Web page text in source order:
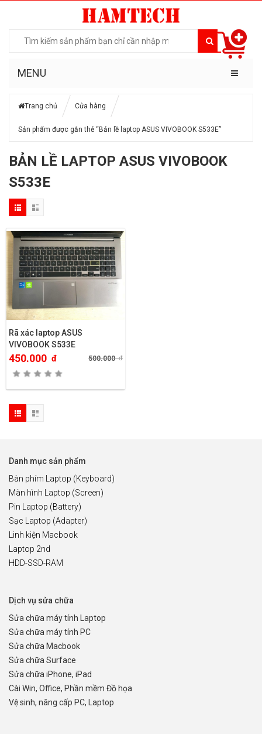
MENU
Trang chủ Cửa hàng
Sản phẩm được gắn thẻ “Bản lề laptop ASUS VIVOBOOK S533E”
BẢN LỀ LAPTOP ASUS VIVOBOOK
S533E
Rã xác laptop ASUS
VIVOBOOK S533E
450.000 đ 500.000đ
Danh mục sản phẩm
Bàn phím Laptop (Keyboard)
Màn hình Laptop (Screen)
Pin Laptop (Battery)
Sạc Laptop (Adapter)
Linh kiện Macbook
Laptop 2nd
HDD-SSD-RAM
Dịch vụ sửa chữa
Sửa chữa máy tính Laptop
Sửa chữa máy tính PC
Sửa chữa Macbook
Sửa chữa Surface
Sửa chữa iPhone, iPad
Cài Win, Office, Phần mềm Đồ họa
Vệ sinh, nâng cấp PC, Laptop